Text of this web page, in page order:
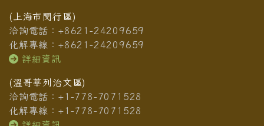
(上海市閔行區)
洽詢電話：+8621-24209659
化解專線：+8621-24209659
詳細資訊
(溫哥華列治文區)
洽詢電話：+1-778-7071528
化解專線：+1-778-7071528